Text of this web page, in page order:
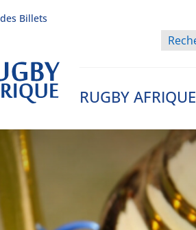
Billets
RUGBY AFRIQUE